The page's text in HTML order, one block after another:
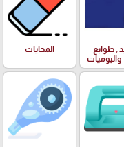
, طوابع
المحايات